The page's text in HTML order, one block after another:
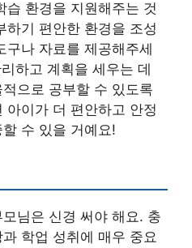
습 환경을 지원해주는 것
하기 편안한 환경을 조성
나 자료를 제공해주세
하고 계획을 세우는 데
으로 공부할 수 있도록
아이가 더 편안하고 안정
수 있을 거예요!
님은 신경 써야 해요. 충
학업 성취에 매우 중요